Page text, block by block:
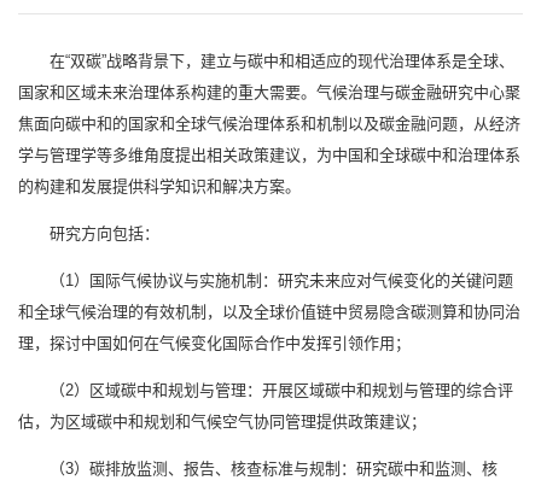
在“双碳”战略背景下，建立与碳中和相适应的现代治理体系是全球、
国家和区域未来治理体系构建的重大需要。气候治理与碳金融研究中心聚
焦面向碳中和的国家和全球气候治理体系和机制以及碳金融问题，从经济
学与管理学等多维角度提出相关政策建议，为中国和全球碳中和治理体系
的构建和发展提供科学知识和解决方案。
研究方向包括：
（1）国际气候协议与实施机制：研究未来应对气候变化的关键问题
和全球气候治理的有效机制，以及全球价值链中贸易隐含碳测算和协同治
理，探讨中国如何在气候变化国际合作中发挥引领作用；
（2）区域碳中和规划与管理：开展区域碳中和规划与管理的综合评
估，为区域碳中和规划和气候空气协同管理提供政策建议；
（3）碳排放监测、报告、核查标准与规制：研究碳中和监测、核